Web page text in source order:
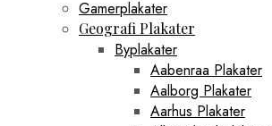
Gamerplakater
Geografi Plakater
Byplakater
Aabenraa Plakater
Aalborg Plakater
Aarhus Plakater